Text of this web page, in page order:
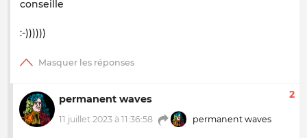
conseille
:-))))))
permanent waves
11 juillet 2023 à 11:36:58 permanent waves
2